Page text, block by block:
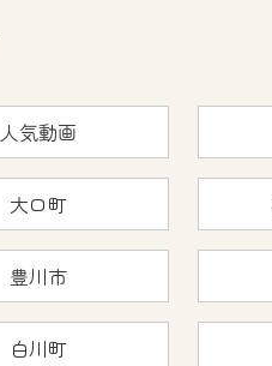
人気動画
大口町
豊川市
白川町